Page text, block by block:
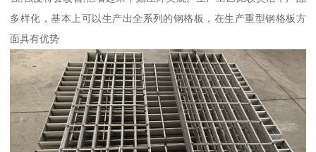
多样化，基本上可以生产出全系列的钢格板，在生产重型钢格板方
面具有优势